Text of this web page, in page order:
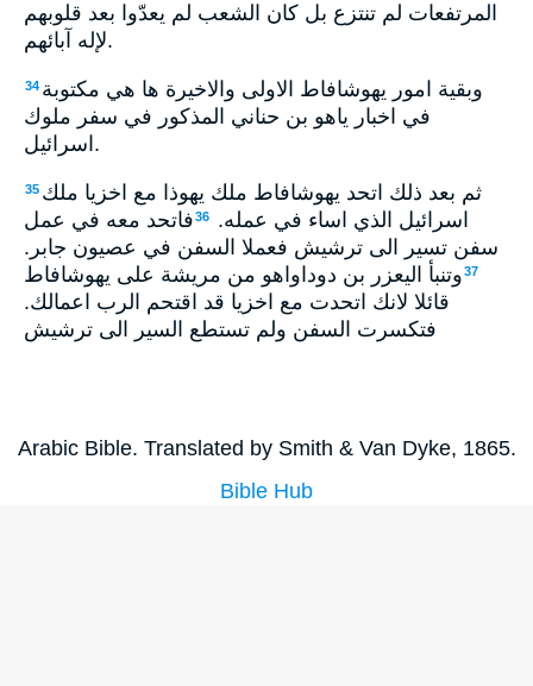
المرتفعات لم تنتزع بل كان الشعب لم يعدّوا بعد قلوبهم
لإله آبائهم.
34 وبقية امور يهوشافاط الاولى والاخيرة ها هي مكتوبة
في اخبار ياهو بن حناني المذكور في سفر ملوك
اسرائيل.
35 ثم بعد ذلك اتحد يهوشافاط ملك يهوذا مع اخزيا ملك
اسرائيل الذي اساء في عمله.
36فاتحد معه في عمل
سفن تسير الى ترشيش فعملا السفن في عصيون جابر.
37وتنبأ اليعزر بن دوداواهو من مريشة على يهوشافاط
قائلا لانك اتحدت مع اخزيا قد اقتحم الرب اعمالك.
فتكسرت السفن ولم تستطع السير الى ترشيش
Arabic Bible. Translated by Smith & Van Dyke, 1865.
Bible Hub